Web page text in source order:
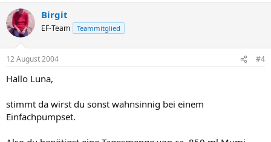
Birgit
EF-Team Teammitglied
12 August 2004 #4
Hallo Luna,
stimmt da wirst du sonst wahnsinnig bei einem
Einfachpumpset.